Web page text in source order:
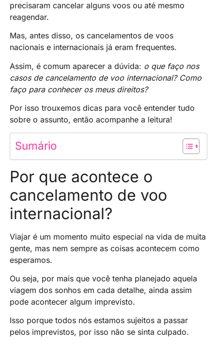
precisaram cancelar alguns voos ou até mesmo
reagendar.
Mas, antes disso, os cancelamentos de voos
nacionais e internacionais já eram frequentes.
Assim, é comum aparecer a dúvida: o que faço nos
casos de cancelamento de voo internacional? Como
faço para conhecer os meus direitos?
Por isso trouxemos dicas para você entender tudo
sobre o assunto, então acompanhe a leitura!
Sumário
Por que acontece o
cancelamento de voo
internacional?
Viajar é um momento muito especial na vida de muita
gente, mas nem sempre as coisas acontecem como
esperamos.
Ou seja, por mais que você tenha planejado aquela
viagem dos sonhos em cada detalhe, ainda assim
pode acontecer algum imprevisto.
Isso porque todos nós estamos sujeitos a passar
pelos imprevistos, por isso não se sinta culpado.